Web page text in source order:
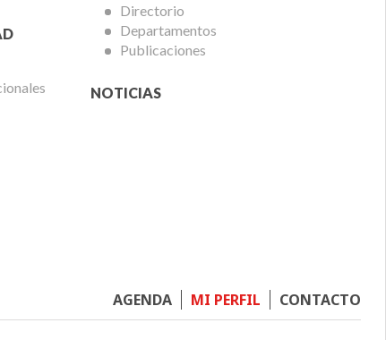
Directorio
Departamentos
Publicaciones
NOTICIAS
Footer
AGENDA MI PERFIL CONTACTO